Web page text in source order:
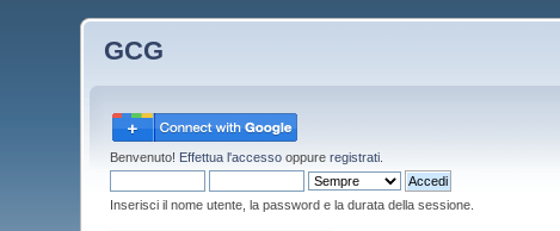
GCG
Benvenuto! Effettua l'accesso oppureregistrati
Inserisci il nome utente, la password e la durata della sessione.